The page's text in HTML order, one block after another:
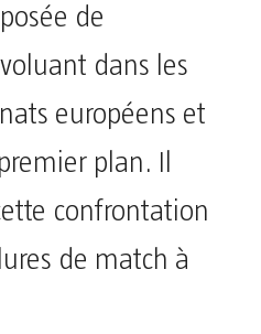
de
dans les
européens et
plan. Il
confrontation
de match à